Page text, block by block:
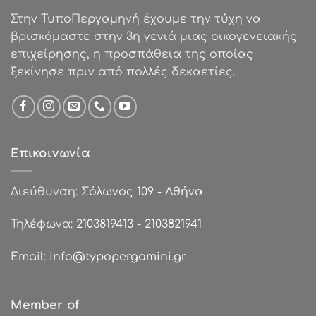
Στην ΤυποΠεργαμηνή έχουμε την τύχη να
βρισκόμαστε στην 3η γενιά μιας οικογενειακής
επιχείρησης, η προσπάθεια της οποίας
ξεκίνησε πριν από πολλές δεκαετίες.
Επικοινωνία
Διεύθυνση: Σόλωνος 109 - Αθήνα
Τηλέφωνα: 2103819413 - 2103821941
Email: info@typopergamini.gr
Member of